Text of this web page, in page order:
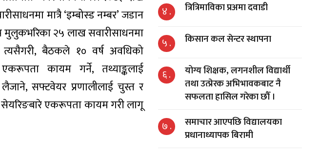
मात्रै ‘इम्बोस्ड नम्बर’ जडान
२५ लाख सवारीसाधनमा
त्यसैगरी, बैठकले १० वर्ष अवधिको
कायम गर्ने, तथ्याङ्कलाई
लैजाने, सफ्टवेयर प्रणालीलाई चुस्त र
सेयरिङबारे एकरूपता कायम गरी लागू
४ . त्रित्रिमाविका प्रअमा दवाडी
५ . किसान कल सेन्टर स्थापना
६ .
योग्य शिक्षक, लगनशील विद्यार्थी
तथा उत्प्रेरक अभिभावकबाट नै
सफलता हासिल गरेका छौँ ।
७ .
समाचार आएपछि विद्यालयका
प्रधानाध्यापक बिरामी